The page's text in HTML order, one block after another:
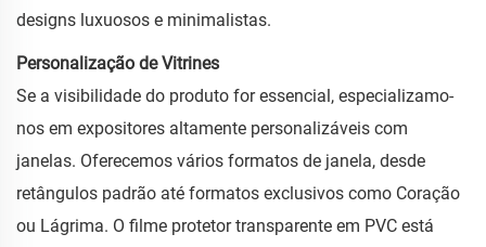
designs luxuosos e minimalistas.
Personalização de Vitrines
Se a visibilidade do produto for essencial, especializamo-
nos em expositores altamente personalizáveis com
janelas. Oferecemos vários formatos de janela, desde
retângulos padrão até formatos exclusivos como Coração
ou Lágrima. O filme protetor transparente em PVC está